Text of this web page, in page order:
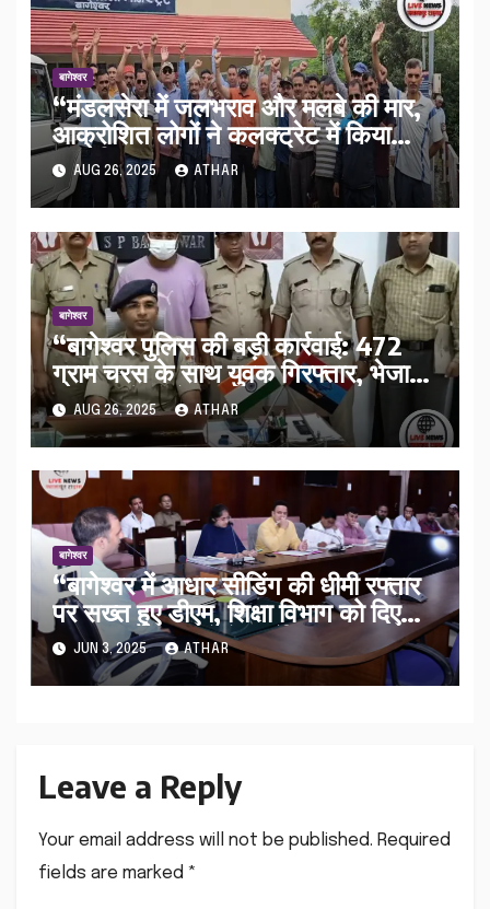
बागेश्वर
“मंडलसेरा में जलभराव और मलबे की मार,
आक्रोशित लोगों ने कलक्ट्रेट में किया
प्रदर्शन – 7 सितंबर से आमरण अनशन की
चेतावनी”…
AUG 26, 2025 ATHAR
बागेश्वर
“बागेश्वर पुलिस की बड़ी कार्रवाई: 472
ग्राम चरस के साथ युवक गिरफ्तार, भेजा
गया अल्मोड़ा जेल”…
AUG 26, 2025 ATHAR
बागेश्वर
“बागेश्वर में आधार सीडिंग की धीमी रफ्तार
पर सख्त हुए डीएम, शिक्षा विभाग को दिए
अभियान तेज करने के निर्देश”
JUN 3, 2025 ATHAR
Leave a Reply
Your email address will not be published. Required
fields are marked *